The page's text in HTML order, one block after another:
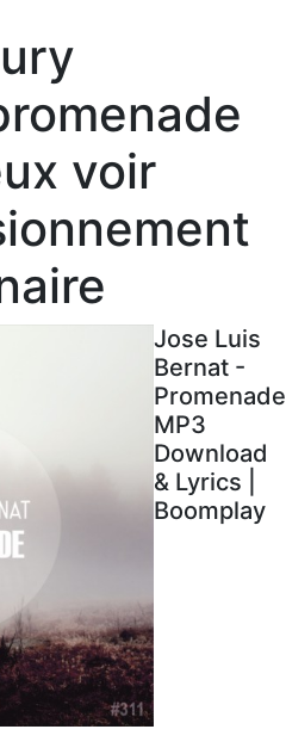
voir
Jose Luis
Bernat -
Promenade
MP3
Download
& Lyrics |
Boomplay